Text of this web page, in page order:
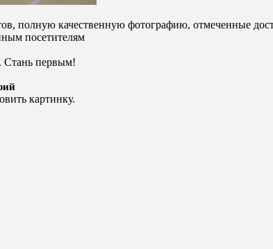
полную качественную фотографию, отмеченные
посетителям
Стань первым!
картинку.